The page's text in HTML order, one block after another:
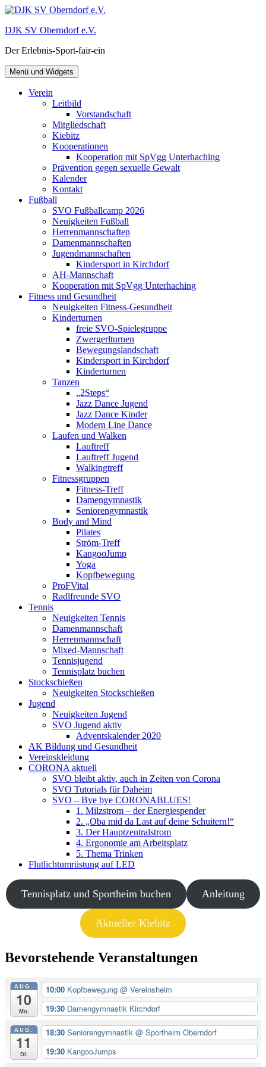
Zum
springen
DJK SV Oberndorf e.V.
Der Erlebnis-Sport-fair-ein
Menü und Widgets
Verein
Leitbild
Vorstandschaft
Mitgliedschaft
Kiebitz
Kooperationen
Kooperation mit SpVgg Unterhaching
Prävention gegen sexuelle Gewalt
Kalender
Kontakt
Fußball
SVO Fußballcamp 2026
Neuigkeiten Fußball
Herrenmannschaften
Damenmannschaften
Jugendmannschaften
Kindersport in Kirchdorf
AH-Mannschaft
Kooperation mit SpVgg Unterhaching
Fitness und Gesundheit
Neuigkeiten Fitness-Gesundheit
Kinderturnen
freie SVO-Spielegruppe
Zwergerlturnen
Bewegungslandschaft
Kindersport in Kirchdorf
Kinderturnen
Tanzen
„2Steps“
Jazz Dance Jugend
Jazz Dance Kinder
Modern Line Dance
Laufen und Walken
Lauftreff
Lauftreff Jugend
Walkingtreff
Fitnessgruppen
Fitness-Treff
Damengymnastik
Seniorengymnastik
Body and Mind
Pilates
Ström-Treff
KangooJump
Yoga
Kopfbewegung
ProFVital
Radlfreunde SVO
Tennis
Neuigkeiten Tennis
Damenmannschaft
Herrenmannschaft
Mixed-Mannschaft
Tennisjugend
Tennisplatz buchen
Stockschießen
Neuigkeiten Stockschießen
Jugend
Neuigkeiten Jugend
SVO Jugend aktiv
Adventskalender 2020
AK Bildung und Gesundheit
Vereinskleidung
CORONA aktuell
SVO bleibt aktiv, auch in Zeiten von Corona
SVO Tutorials für Daheim
SVO – Bye bye CORONABLUES!
1. Milzstrom – der Energiespender
2. „Oba mid da Last auf deine Schuitern!“
3. Der Hauptzentralstrom
4. Ergonomie am Arbeitsplatz
5. Thema Trinken
Flutlichtumrüstung auf LED
Tennisplatz und Sportheim buchen Anleitung
Aktueller Kiebitz
Bevorstehende Veranstaltungen
AUG.
10
Mo.
10:00 Kopfbewegung @ Vereinsheim
19:30 Damengymnastik Kirchdorf
AUG.
11
Di.
18:30 Seniorengymnastik @ Sportheim Oberndorf
19:30 KangooJumps